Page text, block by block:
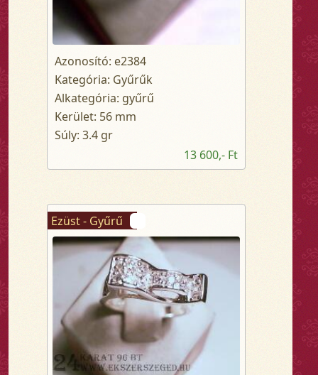
Azonosító: e2384
Kategória: Gyűrűk
Alkategória: gyűrű
Kerület: 56 mm
Súly: 3.4 gr
13 600,- Ft
Ezüst - Gyűrű